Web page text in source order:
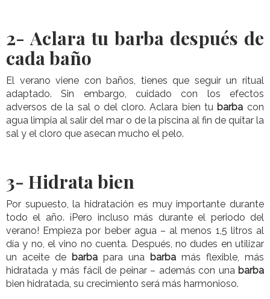
2- Aclara tu barba después de
cada baño
El verano viene con baños, tienes que seguir un ritual
adaptado. Sin embargo, cuidado con los efectos
adversos de la sal o del cloro. Aclara bien tu barba con
agua limpia al salir del mar o de la piscina al fin de quitar la
sal y el cloro que asecan mucho el pelo.
3- Hidrata bien
Por supuesto, la hidratación es muy importante durante
todo el año. ¡Pero incluso más durante el periodo del
verano! Empieza por beber agua – al menos 1,5 litros al
día y no, el vino no cuenta. Después, no dudes en utilizar
un aceite de barba para una barba más flexible, más
hidratada y más fácil de peinar – además con una barba
bien hidratada, su crecimiento será más harmonioso.